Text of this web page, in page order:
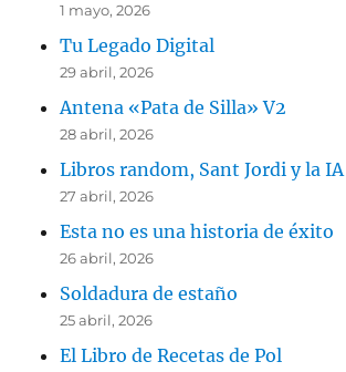
1 mayo, 2026
Tu Legado Digital
29 abril, 2026
Antena «Pata de Silla» V2
28 abril, 2026
Libros random, Sant Jordi y la IA
27 abril, 2026
Esta no es una historia de éxito
26 abril, 2026
Soldadura de estaño
25 abril, 2026
El Libro de Recetas de Pol